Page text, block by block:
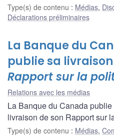
Type(s) de contenu : Médias,
Déclarations préliminaires
La Banque du
publie sa
Rapport sur la
Relations avec les médias
La Banque du Canada
livraison de son Rapport sur
Type(s) de contenu : Médias,